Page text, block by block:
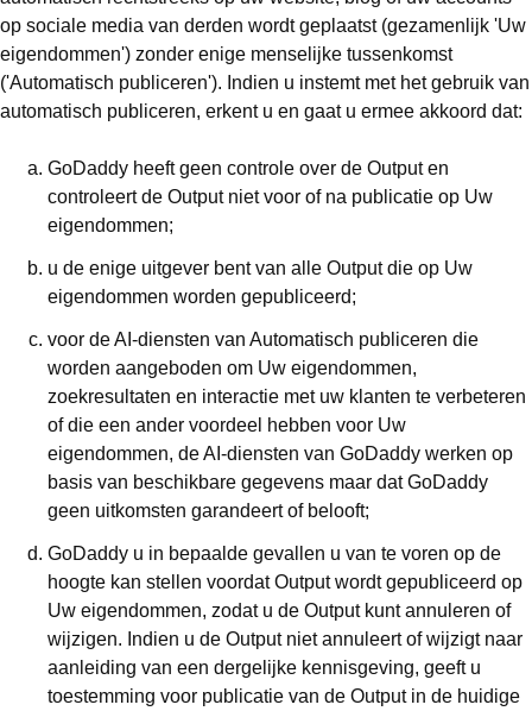
op sociale media van derden wordt geplaatst (gezamenlijk 'Uw
eigendommen') zonder enige menselijke tussenkomst
('Automatisch publiceren'). Indien u instemt met het gebruik van
automatisch publiceren, erkent u en gaat u ermee akkoord dat:
GoDaddy heeft geen controle over de Output en
controleert de Output niet voor of na publicatie op Uw
eigendommen;
u de enige uitgever bent van alle Output die op Uw
eigendommen worden gepubliceerd;
voor de AI-diensten van Automatisch publiceren die
worden aangeboden om Uw eigendommen,
zoekresultaten en interactie met uw klanten te verbeteren
of die een ander voordeel hebben voor Uw
eigendommen, de AI-diensten van GoDaddy werken op
basis van beschikbare gegevens maar dat GoDaddy
geen uitkomsten garandeert of belooft;
GoDaddy u in bepaalde gevallen u van te voren op de
hoogte kan stellen voordat Output wordt gepubliceerd op
Uw eigendommen, zodat u de Output kunt annuleren of
wijzigen. Indien u de Output niet annuleert of wijzigt naar
aanleiding van een dergelijke kennisgeving, geeft u
toestemming voor publicatie van de Output in de huidige